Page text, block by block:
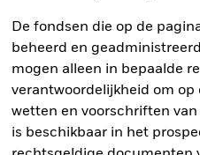
De fondsen die op de
beheerd en
mogen alleen in bepaalde
verantwoordelijkheid om op
wetten en voorschriften
is beschikbaar in het
2017 2018 2019 2020